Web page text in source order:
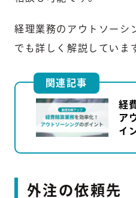
経理業務のアウトソーシ
でも詳しく解説しています
関連記事
経
ア
イ
外注の依頼先